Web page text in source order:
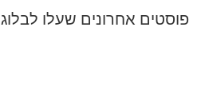
פוסטים אחרונים שעלו לבלוג